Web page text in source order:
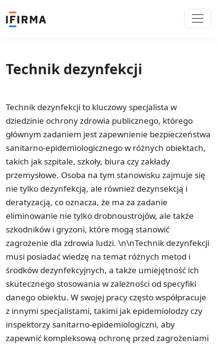
Technik dezynfekcji
Technik dezynfekcji to kluczowy specjalista w
dziedzinie ochrony zdrowia publicznego, którego
głównym zadaniem jest zapewnienie bezpieczeństwa
sanitarno-epidemiologicznego w różnych obiektach,
takich jak szpitale, szkoły, biura czy zakłady
przemysłowe. Osoba na tym stanowisku zajmuje się
nie tylko dezynfekcją, ale również dezynsekcją i
deratyzacją, co oznacza, że ma za zadanie
eliminowanie nie tylko drobnoustrojów, ale także
szkodników i gryzoni, które mogą stanowić
zagrożenie dla zdrowia ludzi. \n\nTechnik dezynfekcji
musi posiadać wiedzę na temat różnych metod i
środków dezynfekcyjnych, a także umiejętność ich
skutecznego stosowania w zależności od specyfiki
danego obiektu. W swojej pracy często współpracuje
z innymi specjalistami, takimi jak epidemiolodzy czy
inspektorzy sanitarno-epidemiologiczni, aby
zapewnić kompleksową ochronę przed zagrożeniami